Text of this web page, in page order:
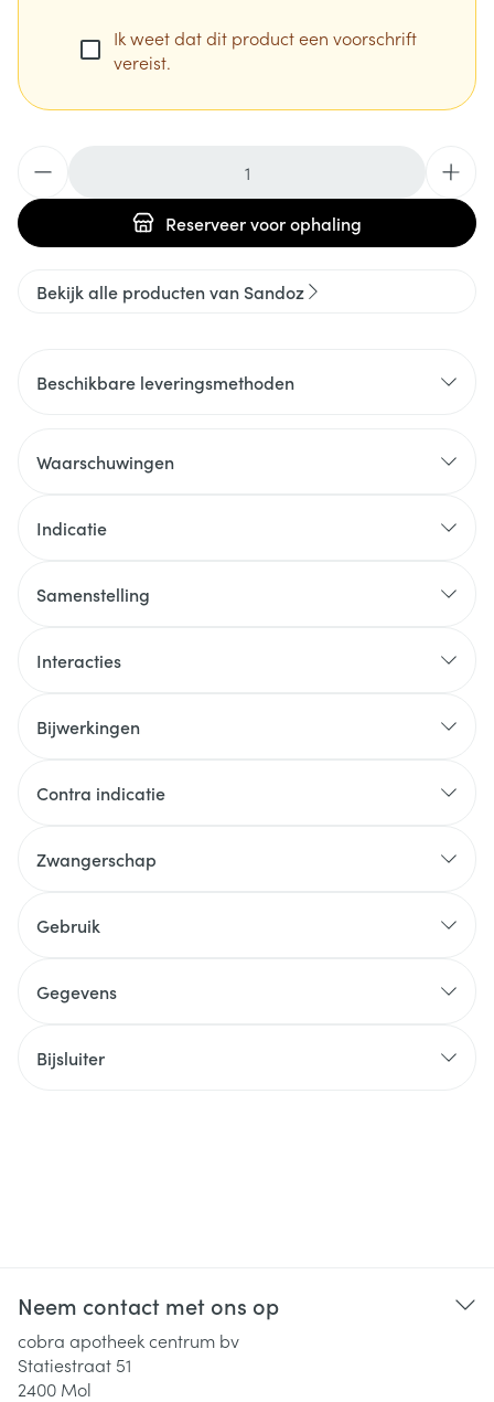
Ik weet dat dit product een voorschrift
vereist.
Reserveervoor ophaling
Bekijk alle producten van Sandoz
Beschikbare leveringsmethoden
Waarschuwingen
Indicatie
Samenstelling
Interacties
Bijwerkingen
Contra indicatie
Zwangerschap
Gebruik
Gegevens
Bijsluiter
Neem contact met ons op
cobra apotheek centrum bv
Statiestraat 51
2400 Mol